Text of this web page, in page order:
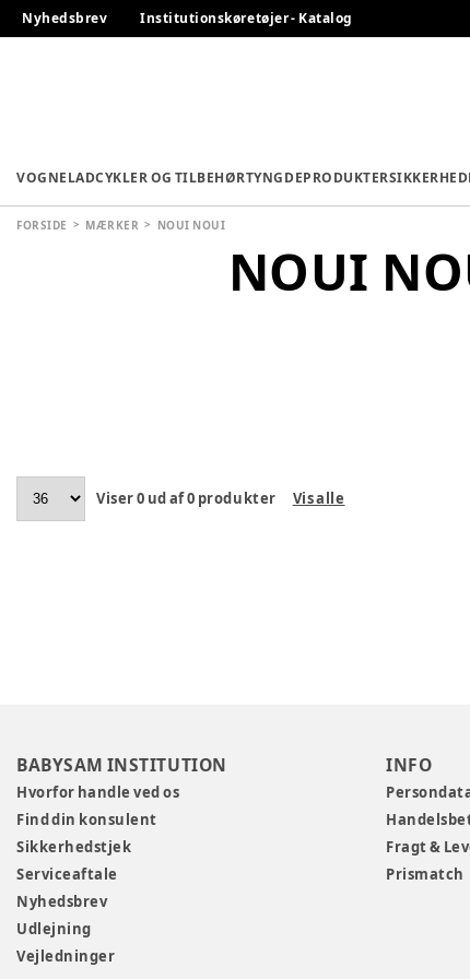
Nyhedsbrev Institutionskøretøjer - Katalog
VOGNELADCYKLER OG TILBEHØRTYNGDEPRODUKTERSIKKERHED
FORSIDE MÆRKER NOUI NOUI
NOUI
Viser0 ud af0 produkter Vis alle
BABYSAM INSTITUTION
Hvorfor handle ved os
Find din konsulent
Sikkerhedstjek
Serviceaftale
Nyhedsbrev
Udlejning
Vejledninger
INFO
Fragt &
Prismatch